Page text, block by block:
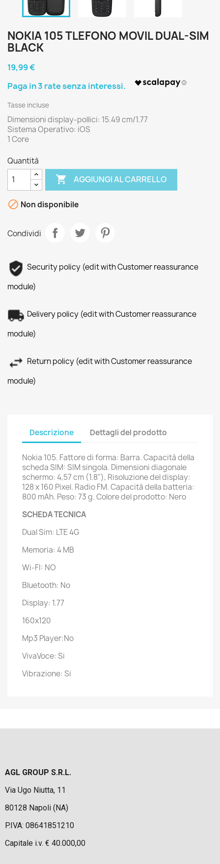
NOKIA 105 TLEFONO MOVIL DUAL-SIM
BLACK
19,99 €
Tasse incluse
Dimensioni display-pollici: 15.49 cm/1.77
Sistema Operativo: iOS
1 Core
Quantità
 AGGIUNGI AL CARRELLO
 Non disponibile
Condividi
Security policy (edit with Customer reassurance
module)
Delivery policy (edit with Customer reassurance
module)
Return policy (edit with Customer reassurance
module)
Descrizione Dettagli del prodotto
Nokia 105. Fattore di forma: Barra. Capacità della
scheda SIM: SIM singola. Dimensioni diagonale
schermo: 4,57 cm (1.8"), Risoluzione del display:
128 x 160 Pixel. Radio FM. Capacità della batteria:
800 mAh. Peso: 73 g. Colore del prodotto: Nero
SCHEDA TECNICA
Dual Sim: LTE 4G
Memoria: 4 MB
Wi-FI: NO
Bluetooth: No
Display: 1.77
160x120
Mp3 Player:No
VivaVoce: Si
Vibrazione: Si
AGL GROUP S.R.L.
Via Ugo Niutta, 11
80128 Napoli (NA)
P.IVA: 08641851210
Capitale i.v. € 40.000,00